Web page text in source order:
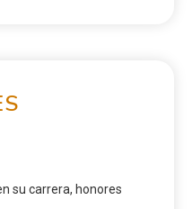
su carrera, honores